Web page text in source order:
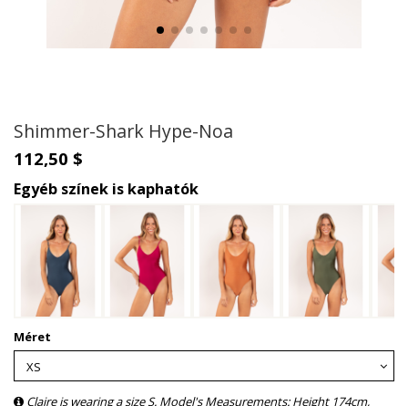
Shimmer-Shark Hype-Noa
112,50 $
Egyéb színek is kaphatók
Méret
Claire is wearing a size S. Model's Measurements: Height 174cm,